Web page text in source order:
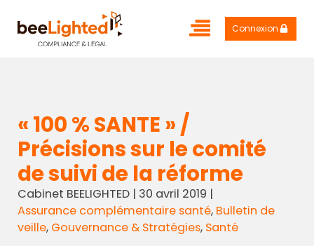
Connexion
« 100 % SANTE » /
Précisions sur le comité
de suivi de la réforme
Cabinet BEELIGHTED| 30 avril 2019 |
Assurance complémentaire santé, Bulletin de
veille, Gouvernance & Stratégies, Santé